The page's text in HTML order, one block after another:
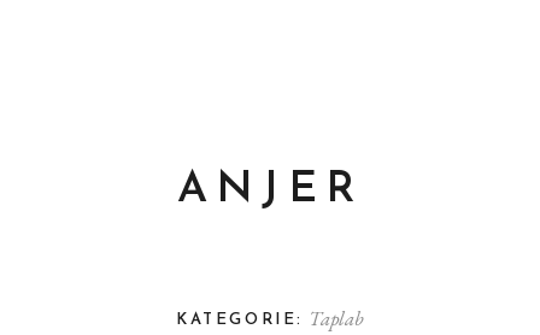
ANJER
KATEGORIE: Taplab